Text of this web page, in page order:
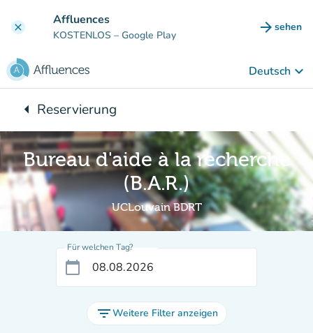
clear Affluences
KOSTENLOS – Google Play arrow_forward sehen
(new
Deutsch keyboard_arrow_down
arrow_leftZurück zu:
Reservierung
Bureau d'aide à la recherche
(B.A.R.)
UCLouvain BDRT
Für welchen Tag?
calendar_today
filter_listWeitere Filter anzeigen